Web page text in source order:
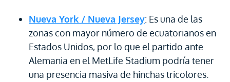
Nueva York / Nueva Jersey: Es una de las
zonas con mayor número de ecuatorianos en
Estados Unidos, por lo que el partido ante
Alemania en el MetLife Stadium podría tener
una presencia masiva de hinchas tricolores.